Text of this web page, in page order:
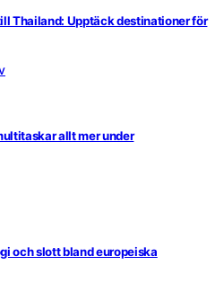
Thailand: Upptäck destinationer för
allt mer under
och slott bland europeiska